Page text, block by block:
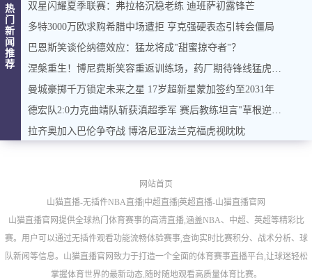
热
门
新
闻
推
荐
双星闪耀夏季联赛：弗拉格沉稳老练 迪班萨初露锋芒
多特3000万欧求购希腊中场遭拒 亨克强硬表态引转会僵局
巴恩斯笑谈伦纳德效应：猛龙将成"甜蜜掠夺者"？
涅槃重生！博尼费斯笑容重返训练场，药厂期待锋线猛虎归来
曼城豪掷千万锁定未来之星 17岁超新星蒙加签约至2031年
德宏队2:0力克曲靖队斩获滇超季军 赛后教练坦言"草根逆袭"背后的足球梦想
拉齐奥加入巴伦争夺战 博洛尼亚法兰克福虎视眈眈
网站首页
山猫直播-无插件NBA直播|中超直播|英超直播-山猫直播官网
山猫直播官网提供全球热门体育赛事的高清直播,涵盖NBA、中超、英超等精彩比
赛。用户可以通过无插件观看功能流畅体验赛事,查询实时比赛积分、战术分析、球
队新闻等信息。山猫直播官网致力于打造一个全面的体育赛事直播平台,让球迷轻松
掌握体育世界的最新动态,随时随地观看高质量体育比赛。